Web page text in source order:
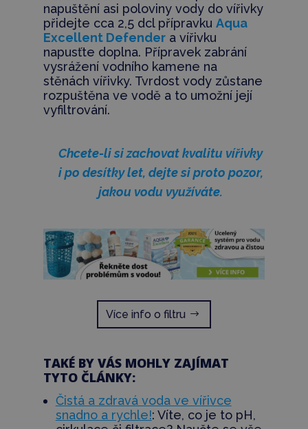
napuštění asi poloviny vody do vířivky
přidejte cca 2,5 dcl přípravku Aqua
Excellent Defendera vířivku
napusťte doplna. Přípravek zabrání
vysrážení vodního kamene na
stěnách vířivky. Tvrdost vody zůstane
rozpuštěna ve vodě a to umožní její
vyfiltrování.
Chcete-li si zachovat kvalitu vířivky
i po desítky let, dejte si proto pozor,
jakou vodu využíváte.
Více info o filtru
TAKÉ BY VÁS MOHLY ZAJÍMAT
TYTO ČLÁNKY:
Čistá a zdravá voda ve vířivce
snadno a rychle!: Víte, co je to pH,